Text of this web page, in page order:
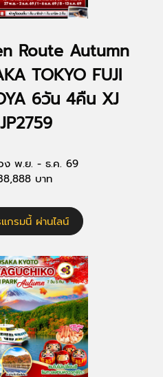
Route Autumn
TOKYO FUJI
6วัน 4คืน XJ
ง พ.ย. - ธ.ค. 69
บาท
กรมนี้ ผ่านไลน์